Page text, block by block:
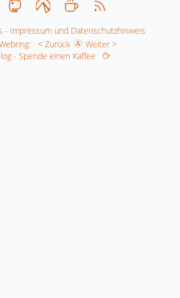
- Impressum und Datenschutzhinweis
< Zurück
Weiter >
- Spende einen Kaffee